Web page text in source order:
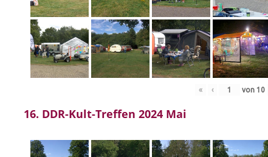
« ‹ von10
16. DDR-Kult-Treffen 2024 Mai